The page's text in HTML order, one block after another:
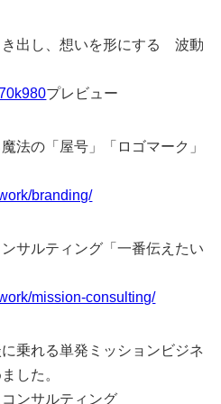
出し、想いを形にする 波動
プレビュー
の「屋号」「ロゴマーク」
branding/
サルティング「一番伝えたい
mission-consulting/
乗れる単発ミッションビジネ
した。
ンサルティング